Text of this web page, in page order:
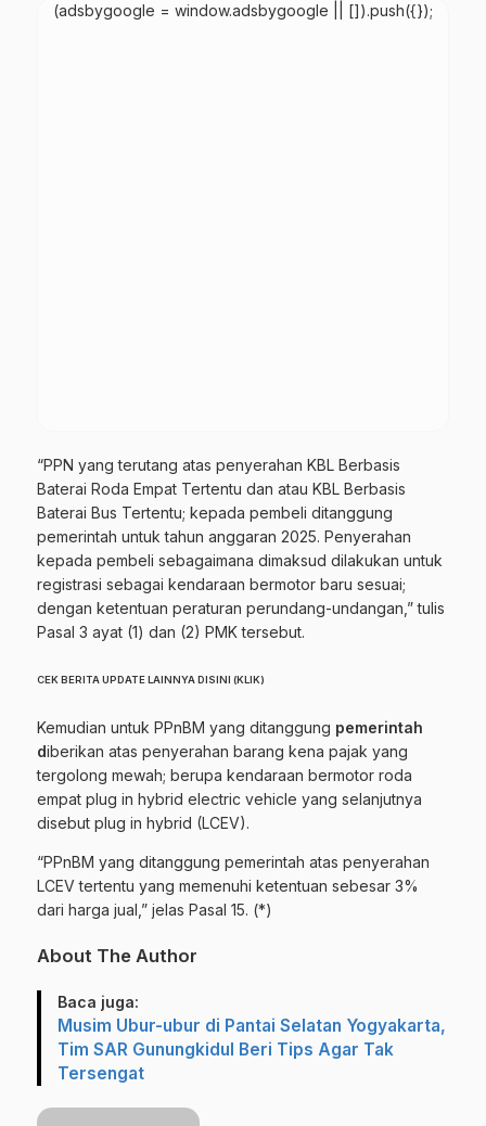
(adsbygoogle = window.adsbygoogle || []).push({});
“PPN yang terutang atas penyerahan KBL Berbasis
Baterai Roda Empat Tertentu dan atau KBL Berbasis
Baterai Bus Tertentu; kepada pembeli ditanggung
pemerintah untuk tahun anggaran 2025. Penyerahan
kepada pembeli sebagaimana dimaksud dilakukan untuk
registrasi sebagai kendaraan bermotor baru sesuai;
dengan ketentuan peraturan perundang-undangan,” tulis
Pasal 3 ayat (1) dan (2) PMK tersebut.
CEK BERITA UPDATE LAINNYA DISINI (KLIK)
Kemudian untuk PPnBM yang ditanggung pemerintah
diberikan atas penyerahan barang kena pajak yang
tergolong mewah; berupa kendaraan bermotor roda
empat plug in hybrid electric vehicle yang selanjutnya
disebut plug in hybrid (LCEV).
“PPnBM yang ditanggung pemerintah atas penyerahan
LCEV tertentu yang memenuhi ketentuan sebesar 3%
dari harga jual,” jelas Pasal 15. (*)
About The Author
Baca juga:
Musim Ubur-ubur di Pantai Selatan Yogyakarta,
Tim SAR Gunungkidul Beri Tips Agar Tak
Tersengat